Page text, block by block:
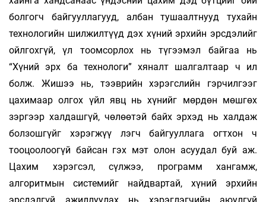
болгогч байгууллагууд, албан тушаалтнууд тухайн
технологийн шилжилтүүд дэх хүний эрхийн эрсдэлийг
ойлгохгүй, үл тоомсорлох нь түгээмэл байгаа нь
“Хүний эрх ба технологи” хяналт шалгалтаар ч ил
болж. Жишээ нь, тээврийн хэрэгслийн гэрчилгээг
цахимаар олгох үйл явц нь хүнийг мөрдөн мөшгөх
зэргээр халдашгүй, чөлөөтэй байх эрхэд нь халдаж
болзошгүйг хэрэгжүү­ лэгч байгууллага огтхон ч
тооцоолоогүй байсан гэх мэт олон асуудал буй аж.
Цахим хэрэгсэл, сүлжээ, программ хангамж,
алгоритмын системийг найдвартай, хүний эрхийн